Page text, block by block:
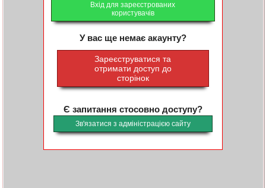
Вхід для зареєстрованих
користувачів
У вас ще немає акаунту?
Зареєструватися та
отримати доступ до
сторінок
Є запитання стосовно доступу?
Зв'язатися з адміністрацією сайту